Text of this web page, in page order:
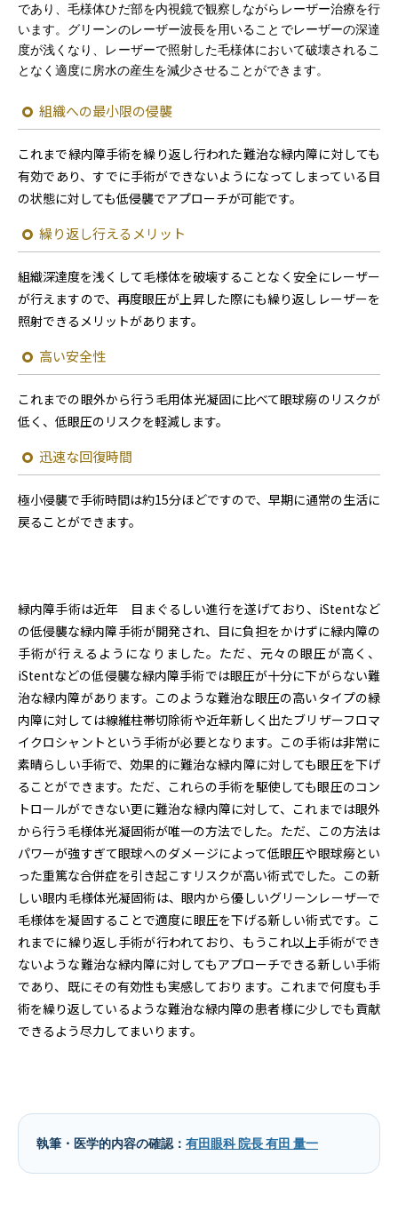
であり、毛様体ひだ部を内視鏡で観察しながらレーザー治療を行
います。グリーンのレーザー波長を用いることでレーザーの深達
度が浅くなり、レーザーで照射した毛様体において破壊されるこ
となく適度に房水の産生を減少させることができます。
組織への最小限の侵襲
これまで緑内障手術を繰り返し行われた難治な緑内障に対しても
有効であり、すでに手術ができないようになってしまっている目
の状態に対しても低侵襲でアプローチが可能です。
繰り返し行えるメリット
組織深達度を浅くして毛様体を破壊することなく安全にレーザー
が行えますので、再度眼圧が上昇した際にも繰り返しレーザーを
照射できるメリットがあります。
高い安全性
これまでの眼外から行う毛用体光凝固に比べて眼球癆のリスクが
低く、低眼圧のリスクを軽減します。
迅速な回復時間
極小侵襲で手術時間は約15分ほどですので、早期に通常の生活に
戻ることができます。
緑内障手術は近年 目まぐるしい進行を遂げており、iStentなど
の低侵襲な緑内障手術が開発され、目に負担をかけずに緑内障の
手術が行えるようになりました。ただ、元々の眼圧が高く、
iStentなどの低侵襲な緑内障手術では眼圧が十分に下がらない難
治な緑内障があります。このような難治な眼圧の高いタイプの緑
内障に対しては線維柱帯切除術や近年新しく出たブリザーフロマ
イクロシャントという手術が必要となります。この手術は非常に
素晴らしい手術で、効果的に難治な緑内障に対しても眼圧を下げ
ることができます。ただ、これらの手術を駆使しても眼圧のコン
トロールができない更に難治な緑内障に対して、これまでは眼外
から行う毛様体光凝固術が唯一の方法でした。ただ、この方法は
パワーが強すぎて眼球へのダメージによって低眼圧や眼球癆とい
った重篤な合併症を引き起こすリスクが高い術式でした。この新
しい眼内毛様体光凝固術は、眼内から優しいグリーンレーザーで
毛様体を凝固することで適度に眼圧を下げる新しい術式です。こ
れまでに繰り返し手術が行われており、もうこれ以上手術ができ
ないような難治な緑内障に対してもアプローチできる新しい手術
であり、既にその有効性も実感しております。これまで何度も手
術を繰り返しているような難治な緑内障の患者様に少しでも貢献
できるよう尽力してまいります。
執筆・医学的内容の確認： 有田眼科 院長 有田 量一